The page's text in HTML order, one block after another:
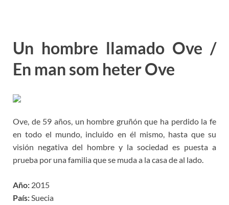
Un hombre llamado Ove /
En man som heter Ove
Ove, de 59 años, un hombre gruñón que ha perdido la fe
en todo el mundo, incluido en él mismo, hasta que su
visión negativa del hombre y la sociedad es puesta a
prueba por una familia que se muda a la casa de al lado.
Año: 2015
País:Suecia